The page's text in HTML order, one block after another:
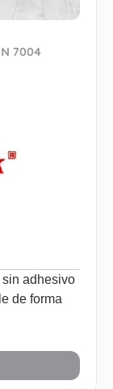
7004
adhesivo
de forma